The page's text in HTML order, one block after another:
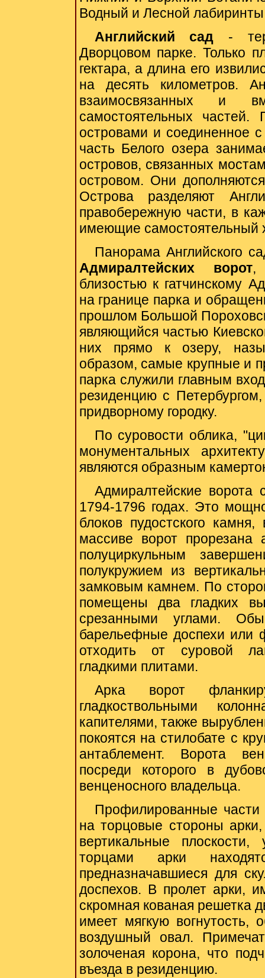
Водный и Лесной
Английский сад -
Дворцовом парке. Только
гектара, а длина его
на десять километров.
взаимосвязанных и
самостоятельных
островами и соединенное
часть Белого озера
островов, связанных
островом. Они
Острова разделяют
правобережную части, в
имеющие самостоятельный
Панорама Английского
Адмиралтейских ворот,
близостью к гатчинскому
на границе парка и
прошлом Большой
являющийся частью
них прямо к озеру,
образом, самые крупные и
парка служили главным
резиденцию с
придворному городку.
По суровости облика,
монументальных
являются образным
Адмиралтейские
1794-1796 годах. Это
блоков пудостского
массиве ворот
полуциркульным
полукружием из
замковым камнем. По
помещены два гладких
срезанными углами.
барельефные доспехи или
отходить от суровой
гладкими плитами.
Арка ворот
гладкоствольными
капителями, также
покоятся на стилобате с
антаблемент. Ворота
посреди которого в
венценосного владельца.
Профилированные
на торцовые стороны
вертикальные
торцами арки
предназначавшиеся для
доспехов. В пролет арки,
скромная кованая решетка
имеет мягкую вогнутость,
воздушный овал.
золоченая корона, что
въезда в резиденцию.